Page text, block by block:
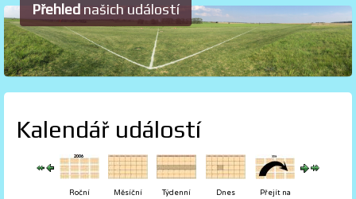
Přehled našich událostí
Kalendář událostí
Roční Měsíční Týdenní Dnes Přejít na